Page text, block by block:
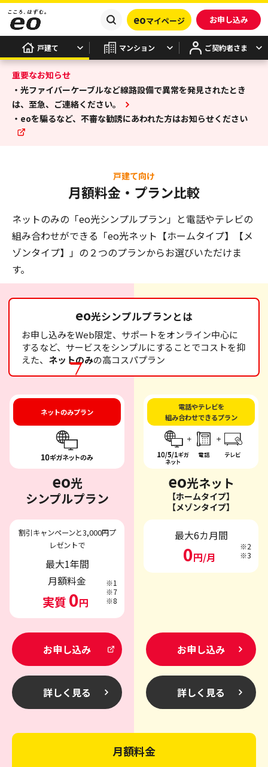
eoマイページ お申し込み
戸建て マンション ご契約者さま
重要なお知らせ
・光ファイバーケーブルなど線路設備で異常を発見されたとき
は、至急、ご連絡ください。
・eoを騙るなど、不審な勧誘にあわれた方はお知らせください
戸建て向け
月額料金・プラン比較
ネットのみの「eo光シンプルプラン」と電話やテレビの
組み合わせができる 「eo光ネット【ホームタイプ】【メ
ゾンタイプ】」の２つのプランからお選びいただけま
す。
eo光シンプルプランとは
お申し込みをWeb限定、サポートをオンライン中心に
するなど、サービスをシンプルにすることでコストを抑
えた、 ネットのみの高コスパプラン
ネットのみプラン
電話やテレビを
組み合わせできるプラン
eo光
シンプルプラン
eo光ネット
【ホームタイプ】
【メゾンタイプ】
割引キャンペーンと3,000円プ
レゼントで
最大1年間
月額料金
実質 0円
※1
※7
※8
最大6カ月間
0円/月
※2
※3
お申し込み
詳しく見る
お申し込み
詳しく見る
月額料金